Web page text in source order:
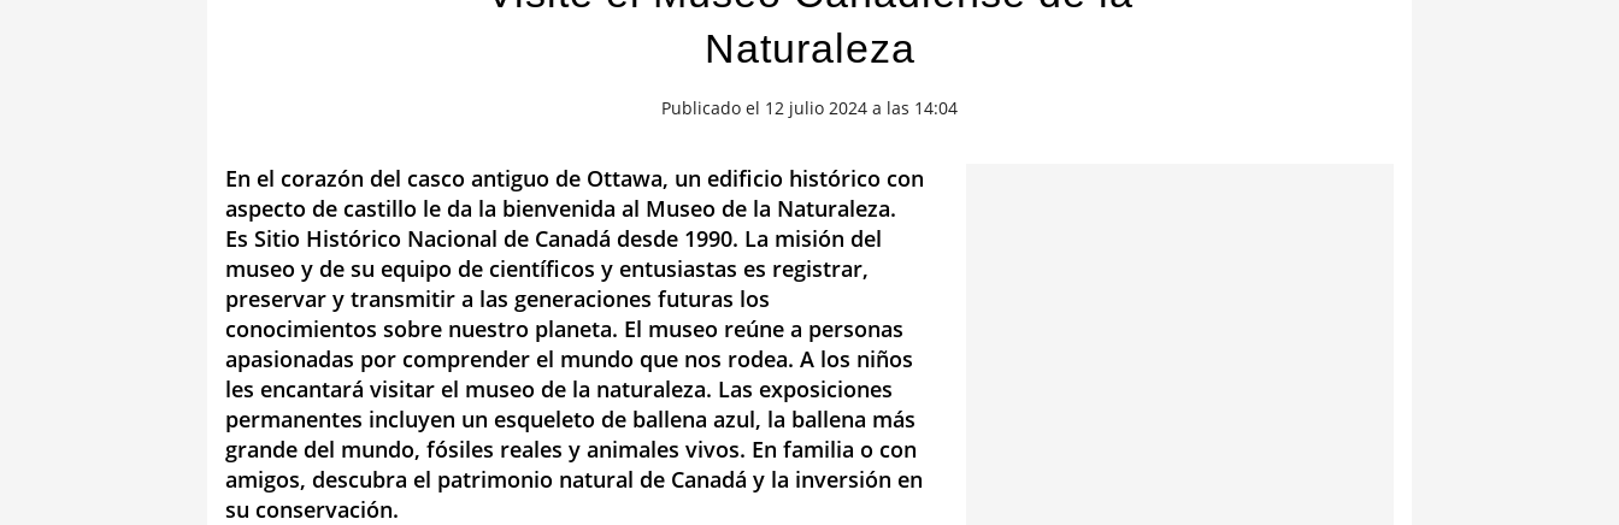
Naturaleza
Publicado el 12 julio 2024 a las 14:04
En el corazón del casco antiguo de Ottawa, un edificio histórico con
aspecto de castillo le da la bienvenida al Museo de la Naturaleza.
Es Sitio Histórico Nacional de Canadá desde 1990. La misión del
museo y de su equipo de científicos y entusiastas es registrar,
preservar y transmitir a las generaciones futuras los
conocimientos sobre nuestro planeta. El museo reúne a personas
apasionadas por comprender el mundo que nos rodea. A los niños
les encantará visitar el museo de la naturaleza. Las exposiciones
permanentes incluyen un esqueleto de ballena azul, la ballena más
grande del mundo, fósiles reales y animales vivos. En familia o con
amigos, descubra el patrimonio natural de Canadá y la inversión en
su conservación.